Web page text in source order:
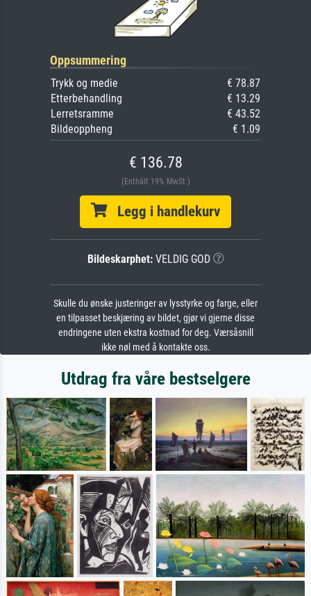
Oppsummering
Trykk og medie
€ 78.87
Etterbehandling
€ 13.29
Lerretsramme
€ 43.52
Bildeoppheng
€ 1.09
€ 136.78
(Enthält 19% MwSt.)
Legg i handlekurv
Bildeskarphet:VELDIG GOD
Skulle du ønske justeringer av lysstyrke og farge, eller
en tilpasset beskjæring av bildet, gjør vi gjerne disse
endringene uten ekstra kostnad for deg. Værsåsnill
ikke nøl med å kontakte oss.
Utdrag fra våre bestselgere